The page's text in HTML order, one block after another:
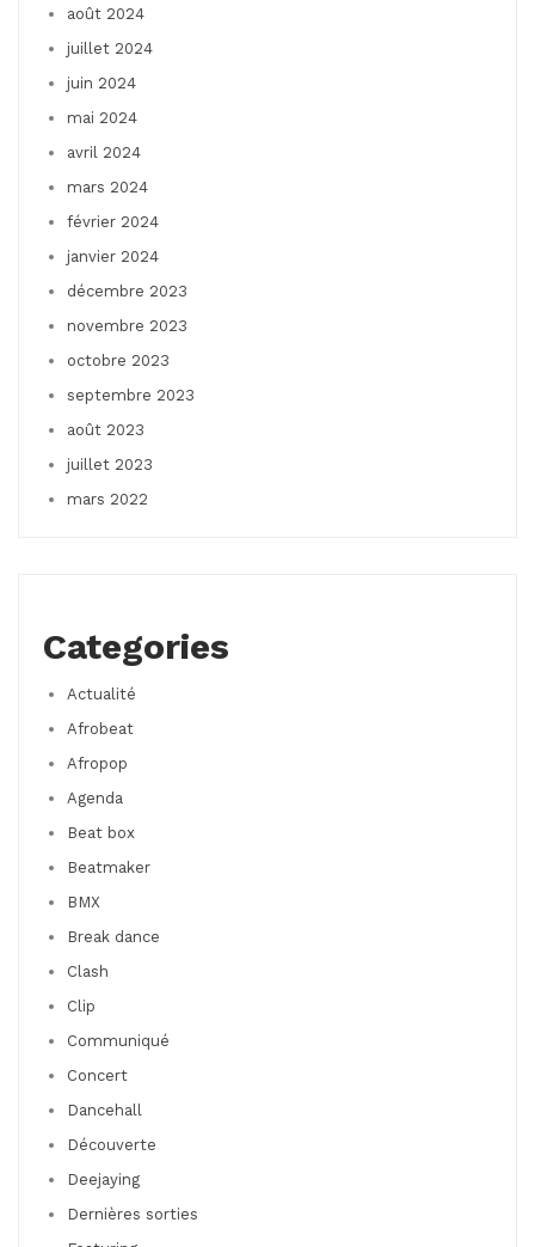
août 2024
juillet 2024
juin 2024
mai 2024
avril 2024
mars 2024
février 2024
janvier 2024
décembre 2023
novembre 2023
octobre 2023
septembre 2023
août 2023
juillet 2023
mars 2022
Categories
Actualité
Afrobeat
Afropop
Agenda
Beat box
Beatmaker
BMX
Break dance
Clash
Clip
Communiqué
Concert
Dancehall
Découverte
Deejaying
Dernières sorties